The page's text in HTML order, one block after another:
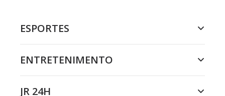
ESPORTES
ENTRETENIMENTO
JR 24H